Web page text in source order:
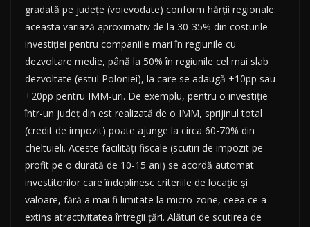
gradată pe județe (voievodate) conform hărții regionale:
aceasta variază aproximativ de la 30-35% din costurile
investiției pentru companiile mari în regiunile cu
dezvoltare medie, până la 50% în regiunile cel mai slab
dezvoltate (estul Poloniei), la care se adaugă +10pp sau
+20pp pentru IMM-uri. De exemplu, pentru o investiție
într-un județ din est realizată de o IMM, sprijinul total
(credit de impozit) poate ajunge la circa 60-70% din
cheltuieli. Aceste facilități fiscale (scutiri de impozit pe
profit pe o durată de 10-15 ani) se acordă automat
investitorilor care îndeplinesc criteriile de locație și
valoare, fără a mai fi limitate la micro-zone, ceea ce a
extins atractivitatea întregii țări. Alături de scutirea de